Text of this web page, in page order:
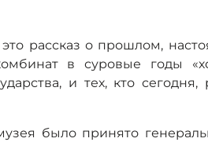
рассказ о прошлом,
в суровые годы
и тех, кто
было принято